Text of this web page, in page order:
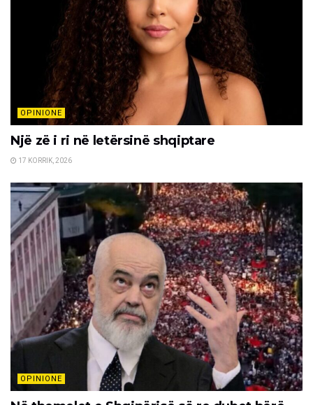
OPINIONE
Një zë i ri në letërsinë shqiptare
17 KORRIK, 2026
OPINIONE